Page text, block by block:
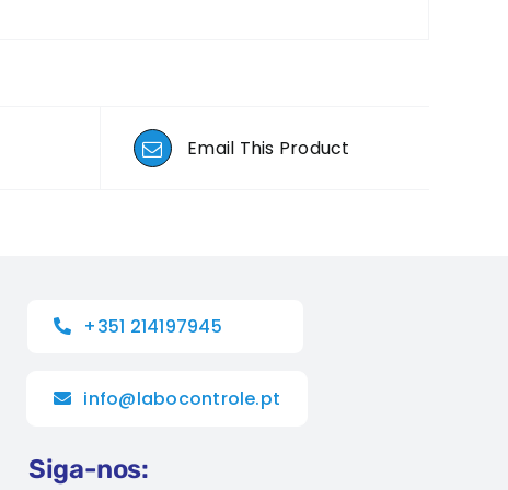
Email This Product
+351 214197945
info@labocontrole.pt
Siga-nos: